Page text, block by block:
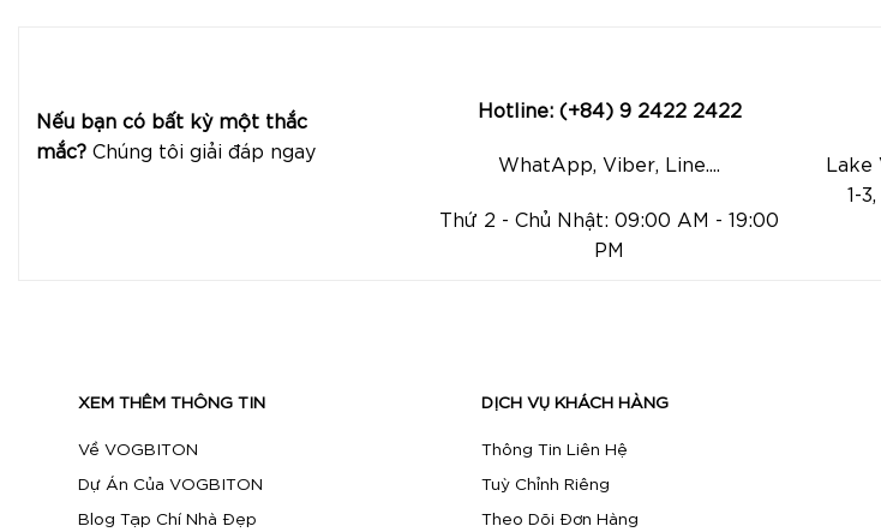
Nếu bạn có bất kỳ một thắc
mắc? Chúng tôi giải đáp ngay
Hotline: (+84) 9 2422 2422
WhatApp, Viber, Line....
Thứ 2 - Chủ Nhật: 09:00 AM - 19:00
PM
Lake
1-
XEM THÊM THÔNG TIN
Về VOGBITON
Dự Án Của VOGBITON
Blog Tạp Chí Nhà Đẹp
DỊCH VỤ KHÁCH HÀNG
Thông Tin Liên Hệ
Tuỳ Chỉnh Riêng
Theo Dõi Đơn Hàng